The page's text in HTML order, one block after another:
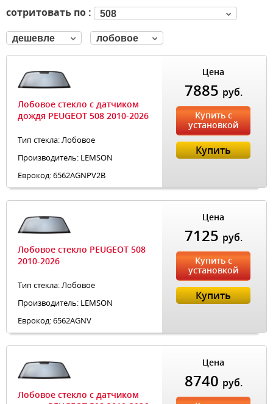
сотритовать по : 508
дешевле лобовое
Лобовое стекло с датчиком
дождя PEUGEOT 508 2010-2026
Тип стекла: Лобовое
Производитель: LEMSON
Еврокод: 6562AGNPV2B
Цена
7885 руб.
Купить с
установкой
Купить
Лобовое стекло PEUGEOT 508
2010-2026
Тип стекла: Лобовое
Производитель: LEMSON
Еврокод: 6562AGNV
Цена
7125 руб.
Купить с
установкой
Купить
Лобовое стекло с датчиком
Цена
8740 руб.